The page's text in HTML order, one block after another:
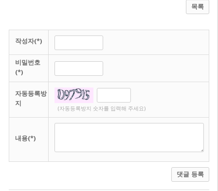
목록
작성자(*)
비밀번호
(*)
자동등록방
지
(자동등록방지 숫자를 입력해 주세요)
내용(*)
댓글 등록